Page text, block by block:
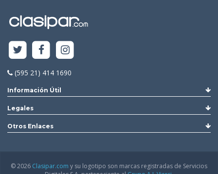
(595 21) 414 1690
Información Útil
Legales
Otros Enlaces
© 2026 Clasipar.com y su logotipo son marcas registradas de Servicios